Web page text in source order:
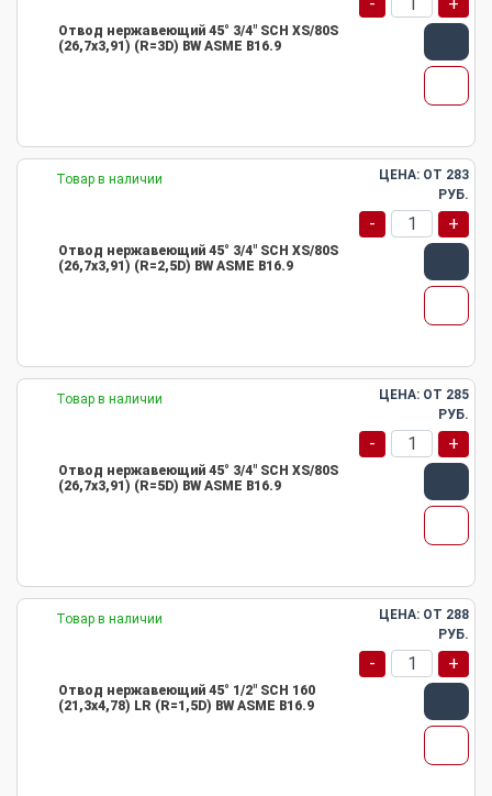
Отвод нержавеющий 45° 3/4" SCH XS/80S
(26,7х3,91) (R=3D) BW ASME B16.9
Товар в наличии
Отвод нержавеющий 45° 3/4" SCH XS/80S
(26,7х3,91) (R=2,5D) BW ASME B16.9
ЦЕНА: ОТ 283
РУБ.
- +
Товар в наличии
Отвод нержавеющий 45° 3/4" SCH XS/80S
(26,7х3,91) (R=5D) BW ASME B16.9
ЦЕНА: ОТ 285
РУБ.
- +
Товар в наличии
Отвод нержавеющий 45° 1/2" SCH 160
(21,3х4,78) LR (R=1,5D) BW ASME B16.9
ЦЕНА: ОТ 288
РУБ.
- +